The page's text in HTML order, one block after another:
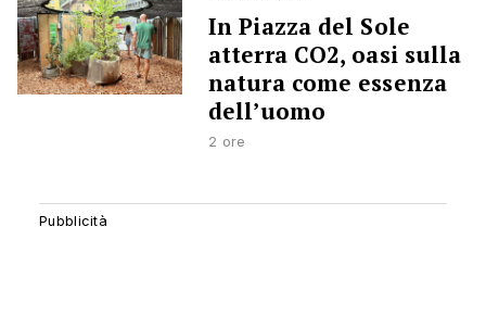
In Piazza del Sole
atterra CO2, oasi sulla
natura come essenza
dell’uomo
2 ore